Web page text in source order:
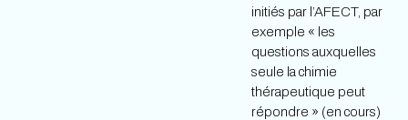
initiés par l’AFECT, par
exemple « les
questions auxquelles
seule la chimie
thérapeutique peut
répondre » (en cours)